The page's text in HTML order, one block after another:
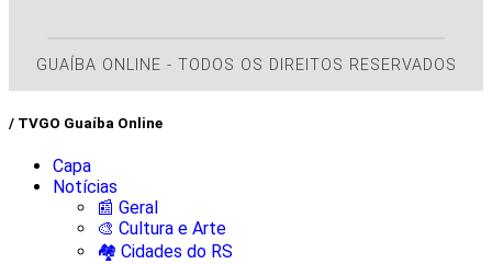
GUAÍBA ONLINE - TODOS OS DIREITOS RESERVADOS
/ TVGO Guaíba Online
Capa
Notícias
📰 Geral
🎨 Cultura e Arte
🏘️ Cidades do RS